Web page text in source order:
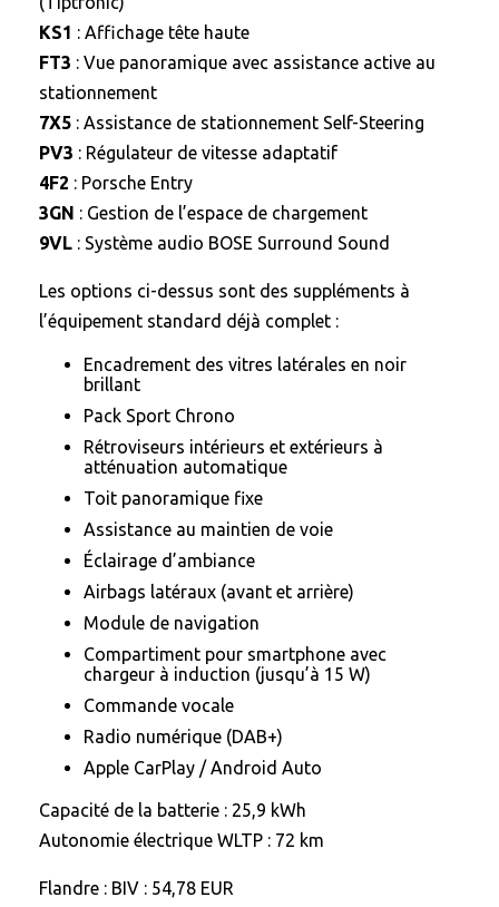
KS1 : Affichage tête haute
FT3 : Vue panoramique avec assistance active au
stationnement
7X5 : Assistance de stationnement Self-Steering
PV3 : Régulateur de vitesse adaptatif
4F2 : Porsche Entry
3GN : Gestion de l’espace de chargement
9VL : Système audio BOSE Surround Sound
Les options ci-dessus sont des suppléments à
l’équipement standard déjà complet :
Encadrement des vitres latérales en noir
brillant
Pack Sport Chrono
Rétroviseurs intérieurs et extérieurs à
atténuation automatique
Toit panoramique fixe
Assistance au maintien de voie
Éclairage d’ambiance
Airbags latéraux (avant et arrière)
Module de navigation
Compartiment pour smartphone avec
chargeur à induction (jusqu’à 15 W)
Commande vocale
Radio numérique (DAB+)
Apple CarPlay / Android Auto
Capacité de la batterie : 25,9 kWh
Autonomie électrique WLTP : 72 km
Flandre : BIV : 54,78 EUR